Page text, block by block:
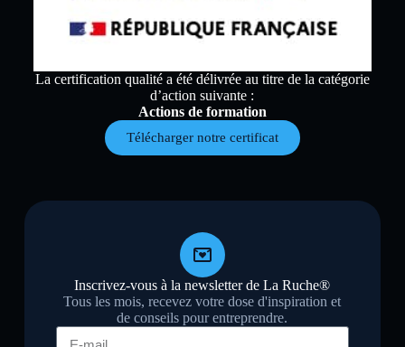
La certification qualité a été délivrée au titre de la catégorie
d’action suivante :
Actions de formation
Télécharger notre certificat
Inscrivez-vous à la newsletter de La Ruche®
Tous les mois, recevez votre dose d'inspiration et
de conseils pour entreprendre.